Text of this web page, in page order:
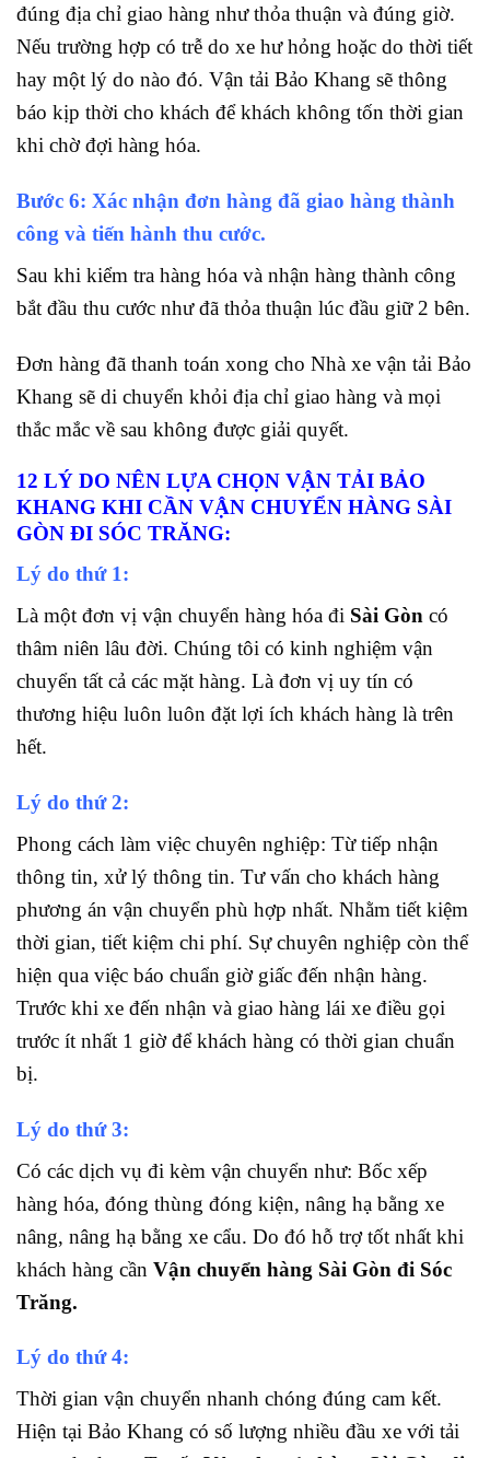
đúng địa chỉ giao hàng như thỏa thuận và đúng giờ.
Nếu trường hợp có trễ do xe hư hỏng hoặc do thời tiết
hay một lý do nào đó. Vận tải Bảo Khang sẽ thông
báo kịp thời cho khách để khách không tốn thời gian
khi chờ đợi hàng hóa.
Bước 6: Xác nhận đơn hàng đã giao hàng thành
công và tiến hành thu cước.
Sau khi kiểm tra hàng hóa và nhận hàng thành công
bắt đầu thu cước như đã thỏa thuận lúc đầu giữ 2 bên.
Đơn hàng đã thanh toán xong cho Nhà xe vận tải Bảo
Khang sẽ di chuyển khỏi địa chỉ giao hàng và mọi
thắc mắc về sau không được giải quyết.
12 LÝ DO NÊN LỰA CHỌN VẬN TẢI BẢO
KHANG KHI CẦN VẬN CHUYỂN HÀNG SÀI
GÒN ĐI SÓC TRĂNG:
Lý do thứ 1:
Là một đơn vị vận chuyển hàng hóa đi Sài Gòn có
thâm niên lâu đời. Chúng tôi có kinh nghiệm vận
chuyển tất cả các mặt hàng. Là đơn vị uy tín có
thương hiệu luôn luôn đặt lợi ích khách hàng là trên
hết.
Lý do thứ 2:
Phong cách làm việc chuyên nghiệp: Từ tiếp nhận
thông tin, xử lý thông tin. Tư vấn cho khách hàng
phương án vận chuyển phù hợp nhất. Nhằm tiết kiệm
thời gian, tiết kiệm chi phí. Sự chuyên nghiệp còn thể
hiện qua việc báo chuẩn giờ giấc đến nhận hàng.
Trước khi xe đến nhận và giao hàng lái xe điều gọi
trước ít nhất 1 giờ để khách hàng có thời gian chuẩn
bị.
Lý do thứ 3:
Có các dịch vụ đi kèm vận chuyển như: Bốc xếp
hàng hóa, đóng thùng đóng kiện, nâng hạ bằng xe
nâng, nâng hạ bằng xe cẩu. Do đó hỗ trợ tốt nhất khi
khách hàng cần Vận chuyển hàng Sài Gòn đi Sóc
Trăng.
Lý do thứ 4:
Thời gian vận chuyển nhanh chóng đúng cam kết.
Hiện tại Bảo Khang có số lượng nhiều đầu xe với tải